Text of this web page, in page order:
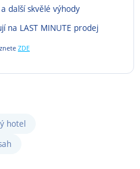
další skvělé výhody
na LAST MINUTE prodej
ZDE
hotel